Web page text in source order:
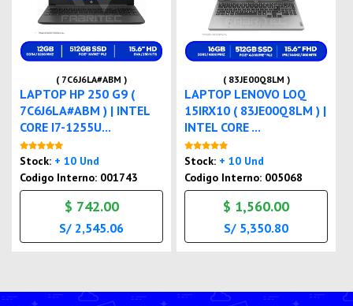
( 7C6J6LA#ABM )
LAPTOP HP 250 G9 (
7C6J6LA#ABM ) | INTEL
CORE I7-1255U...
Stock: + 10 Und
Codigo Interno: 001743
$ 742.00
S/ 2,545.06
( 83JE00Q8LM )
LAPTOP LENOVO LOQ
15IRX10 ( 83JE00Q8LM ) |
INTEL CORE ...
Stock: + 10 Und
Codigo Interno: 005068
$ 1,560.00
S/ 5,350.80